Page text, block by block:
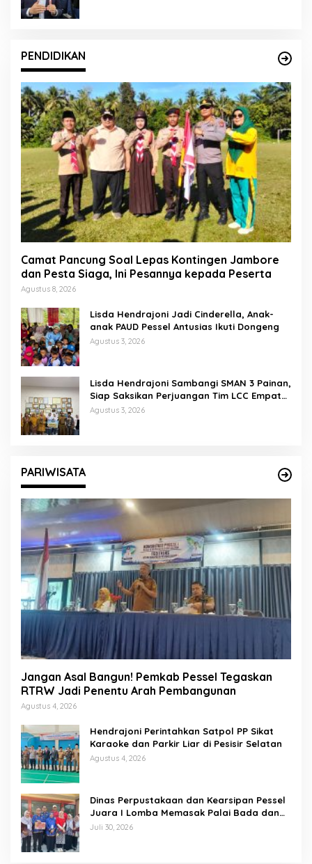
PENDIDIKAN
Camat Pancung Soal Lepas Kontingen Jambore
dan Pesta Siaga, Ini Pesannya kepada Peserta
Agustus 8, 2026
Lisda Hendrajoni Jadi Cinderella, Anak-
anak PAUD Pessel Antusias Ikuti Dongeng
Agustus 3, 2026
Lisda Hendrajoni Sambangi SMAN 3 Painan,
Siap Saksikan Perjuangan Tim LCC Empat
Pilar di Jakarta
Agustus 3, 2026
PARIWISATA
Jangan Asal Bangun! Pemkab Pessel Tegaskan
RTRW Jadi Penentu Arah Pembangunan
Agustus 4, 2026
Hendrajoni Perintahkan Satpol PP Sikat
Karaoke dan Parkir Liar di Pesisir Selatan
Agustus 4, 2026
Dinas Perpustakaan dan Kearsipan Pessel
Juara I Lomba Memasak Palai Bada dan
Lamang Golek
Juli 30, 2026